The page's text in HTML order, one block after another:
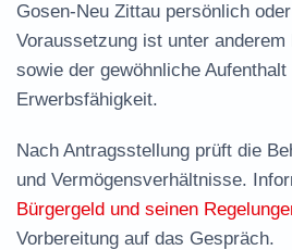
Gosen-Neu Zittau persönlich
Voraussetzung ist unter
sowie der gewöhnliche
Erwerbsfähigkeit.
Nach Antragsstellung prüft die
und Vermögensverhältnisse.
Bürgergeld und seinen
Vorbereitung auf das Gespräch.